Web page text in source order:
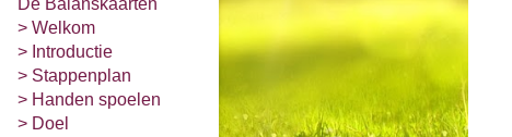
De Balanskaarten
> Welkom
> Introductie
> Stappenplan
> Handen spoelen
> Doel